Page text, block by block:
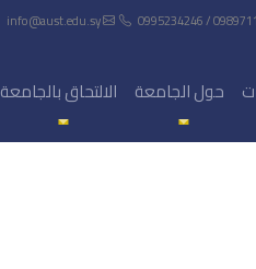
0995234246 /
حول الجامعة الالتحاق بالجامعة